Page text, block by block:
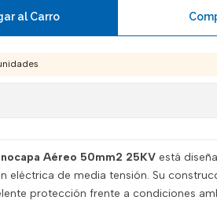
al Carro
Aéreo 50mm2 25KV está
eléctrica de media tensión. Su
protección frente a condiciones